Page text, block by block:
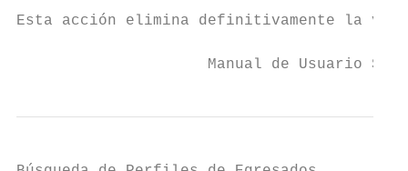
Esta acción elimina definitivamente la
Manual de Usuario